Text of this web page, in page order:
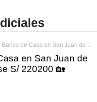
en San Juan de Lurigancho Lima Precio Base S/ 220200
en San Juan de
S/ 220200 🏡